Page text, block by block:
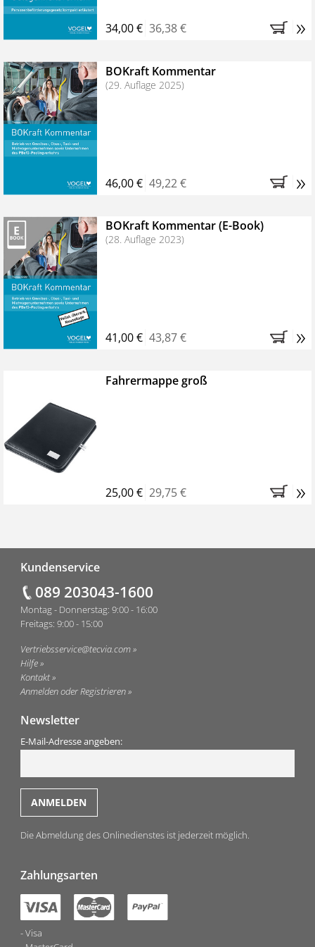
34,00 € 36,38 € »
BOKraft Kommentar
(29. Auflage 2025)
46,00 € 49,22 € »
BOKraft Kommentar (E-Book)
(28. Auflage 2023)
41,00 € 43,87 € »
Fahrermappe groß
25,00 € 29,75 € »
Kundenservice
089 203043-1600
Montag - Donnerstag: 9:00 - 16:00
Freitags: 9:00 - 15:00
Vertriebsservice@tecvia.com
Hilfe
Kontakt
Anmelden oder Registrieren
Newsletter
E-Mail-Adresse angeben:
Die Abmeldung des Onlinedienstes ist jederzeit möglich.
Zahlungsarten
Visa